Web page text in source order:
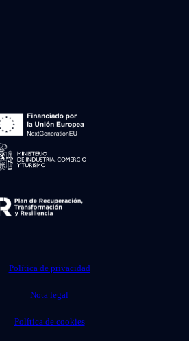
Política de privacidad
Nota legal
Política de cookies